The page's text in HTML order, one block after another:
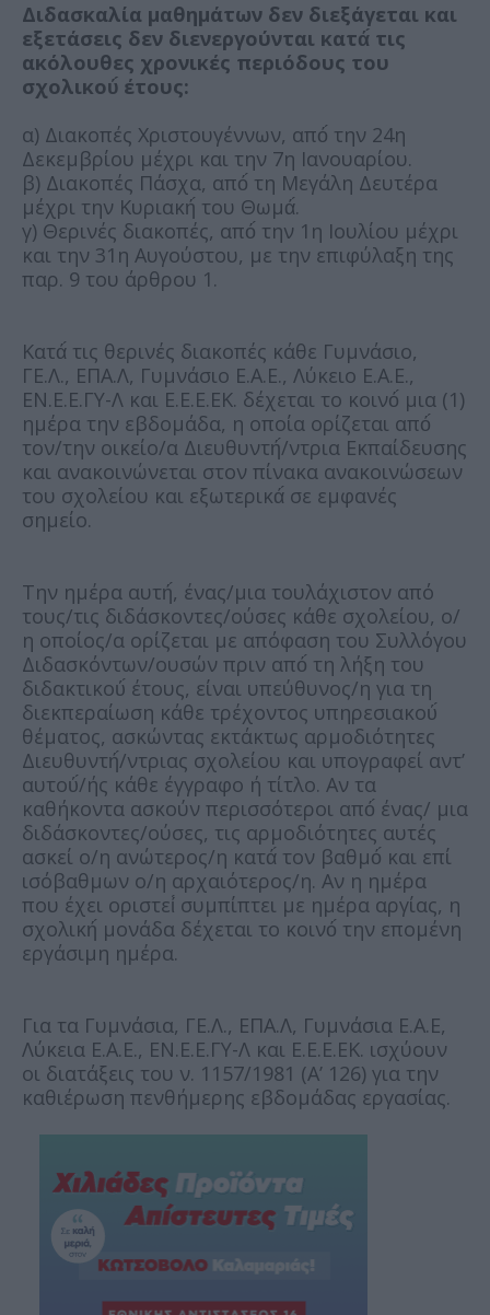
Διδασκαλία μαθημάτων δεν διεξάγεται και
εξετάσεις δεν διενεργούνται κατά́ τις
ακόλουθες χρονικές περιόδους του
σχολικού́ έτους:
α) Διακοπές Χριστουγέννων, από́ την 24η
Δεκεμβρίου μέχρι και την 7η Ιανουαρίου.
β) Διακοπές Πάσχα, από́ τη Μεγάλη Δευτέρα
μέχρι την Κυριακή́ του Θωμά́.
γ) Θερινές διακοπές, από́ την 1η Ιουλίου μέχρι
και την 31η Αυγούστου, με την επιφύλαξη της
παρ. 9 του άρθρου 1.
Κατά́ τις θερινές διακοπές κάθε Γυμνάσιο,
ΓΕ.Λ., ΕΠΑ.Λ, Γυμνάσιο Ε.Α.Ε., Λύκειο Ε.Α.Ε.,
ΕΝ.Ε.Ε.ΓΥ-Λ και Ε.Ε.Ε.ΕΚ. δέχεται το κοινό́ μια (1)
ημέρα την εβδομάδα, η οποία ορίζεται από́
τον/την οικείο/α Διευθυντή́/ντρια Εκπαίδευσης
και ανακοινώνεται στον πίνακα ανακοινώσεων
του σχολείου και εξωτερικά́ σε εμφανές
σημείο.
Την ημέρα αυτή́, ένας/μια τουλάχιστον από
τους/τις διδάσκοντες/ούσες κάθε σχολείου, ο/
η οποίος/α ορίζεται με απόφαση του Συλλόγου
Διδασκόντων/ουσών πριν από́ τη λήξη του
διδακτικού́ έτους, είναι υπεύθυνος/η για τη
διεκπεραίωση κάθε τρέχοντος υπηρεσιακού́
θέματος, ασκώντας εκτάκτως αρμοδιότητες
Διευθυντή́/ντριας σχολείου και υπογραφεί αντ’
αυτού́/ής κάθε έγγραφο ή τίτλο. Αν τα
καθήκοντα ασκούν περισσότεροι από́ ένας/ μια
διδάσκοντες/ούσες, τις αρμοδιότητες αυτές
ασκεί ο/η ανώτερος/η κατά́ τον βαθμό́ και επί
ισόβαθμων ο/η αρχαιότερος/η. Αν η ημέρα
που έχει οριστεί́ συμπίπτει με ημέρα αργίας, η
σχολική́ μονάδα δέχεται το κοινό́ την επομένη
εργάσιμη ημέρα.
Για τα Γυμνάσια, ΓΕ.Λ., ΕΠΑ.Λ, Γυμνάσια Ε.Α.Ε,
Λύκεια Ε.Α.Ε., ΕΝ.Ε.Ε.ΓΥ-Λ και Ε.Ε.Ε.ΕΚ. ισχύουν
οι διατάξεις του ν. 1157/1981 (Α’ 126) για την
καθιέρωση πενθήμερης εβδομάδας εργασίας.